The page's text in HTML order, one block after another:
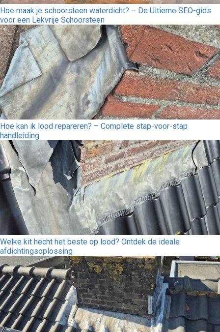
Hoe maak je schoorsteen waterdicht? – De Ultieme SEO-gids
voor een Lekvrije Schoorsteen
Hoe kan ik lood repareren? – Complete stap-voor-stap
handleiding
Welke kit hecht het beste op lood? Ontdek de ideale
afdichtingsoplossing